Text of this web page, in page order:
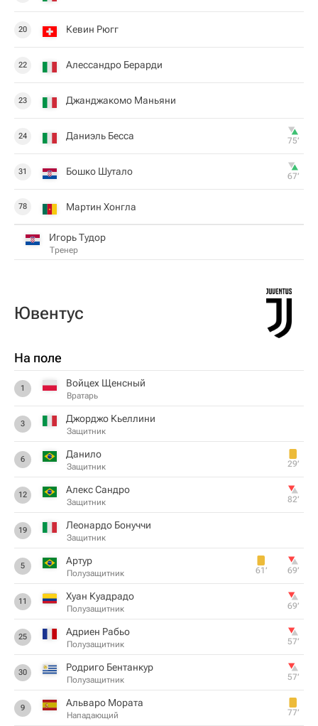
20 Кевин Рюгг
22 Алессандро Берарди
23 Джанджакомо Маньяни
24 Даниэль Бесса 75‎’‎
31 Бошко Шутало 67‎’‎
78 Мартин Хонгла
Игорь Тудор
Тренер
Ювентус
На поле
1 Войцех Щенсный
Вратарь
3 Джорджо Кьеллини
Защитник
6 Данило
Защитник 29‎’‎
12 Алекс Сандро
Защитник 82‎’‎
19 Леонардо Бонуччи
Защитник
5 Артур
Полузащитник 61‎’‎ 69‎’‎
11 Хуан Куадрадо
Полузащитник 69‎’‎
25 Адриен Рабьо
Полузащитник 57‎’‎
30 Родриго Бентанкур
Полузащитник 57‎’‎
9 Альваро Мората
Нападающий 77‎’‎